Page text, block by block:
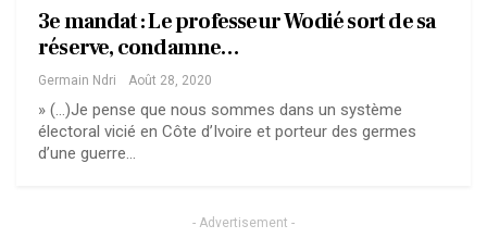
3e mandat : Le professeur Wodié sort de sa
réserve, condamne…
Germain Ndri Août 28, 2020
» (…)Je pense que nous sommes dans un système
électoral vicié en Côte d’Ivoire et porteur des germes
d’une guerre…
- Advertisement -